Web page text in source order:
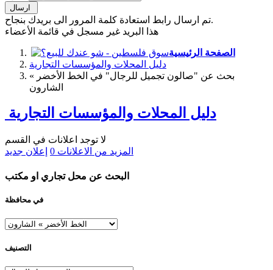
تم ارسال رابط استعادة كلمة المرور الى بريدك بنجاح.
هذا البريد غير مسجل في قائمة الأعضاء
الصفحة الرئيسية
دليل المحلات والمؤسسات التجارية
بحث عن "صالون تجميل للرجال" في الخط الأخضر »
الشارون
دليل المحلات والمؤسسات التجارية
لا توجد اعلانات في القسم
المزيد من الاعلانات 0 إعلان جديد
البحث عن محل تجاري او مكتب
في محافظة
التصنيف